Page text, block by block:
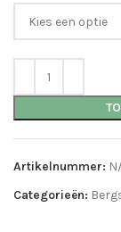
Artikelnummer:
Categorieën: